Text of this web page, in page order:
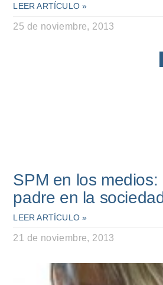
LEER ARTÍCULO »
25 de noviembre, 2013
SPM en los medios:
padre en la
LEER ARTÍCULO »
21 de noviembre, 2013